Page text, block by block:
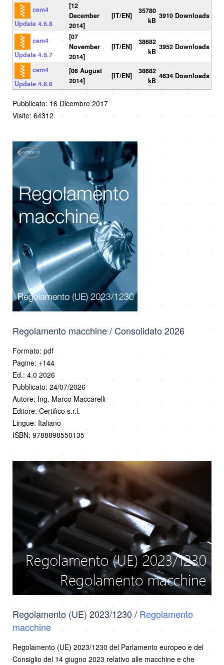
cem4
Update 4.6.8
[12
December
2014]
[IT/EN]
35780
kB
3910 Downloads
cem4
Update 4.6.7
[07
November
2014]
[IT/EN]
38682
kB
3952 Downloads
cem4
Update 4.6.6
[06 August
2014]
[IT/EN]
38682
kB
4634 Downloads
Pubblicato: 16 Dicembre 2017
Visite: 64312
Regolamento macchine / Consolidato 2026
Formato: pdf
Pagine: +144
Ed.: 4.0 2026
Pubblicato: 24/07/2026
Autore: Ing. Marco Maccarelli
Editore: Certifico s.r.l.
Lingue: Italiano
ISBN: 9788898550135
Regolamento (UE) 2023/1230 / Regolamento
macchine
Regolamento (UE) 2023/1230 del Parlamento europeo e del
Consiglio del 14 giugno 2023 relativo alle macchine e che